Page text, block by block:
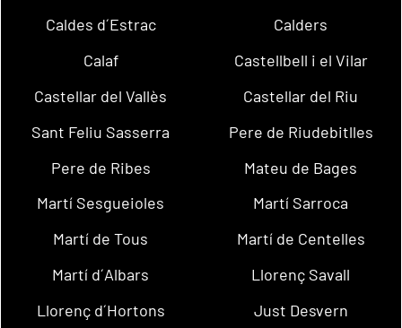
Caldes d´Estrac
Calders
Calaf
Castellbell i el Vilar
Castellar del Vallès
Castellar del Riu
Sant Feliu Sasserra
Pere de Riudebitlles
Pere de Ribes
Mateu de Bages
Martí Sesgueioles
Martí Sarroca
Martí de Tous
Martí de Centelles
Martí d´Albars
Llorenç Savall
Llorenç d´Hortons
Just Desvern